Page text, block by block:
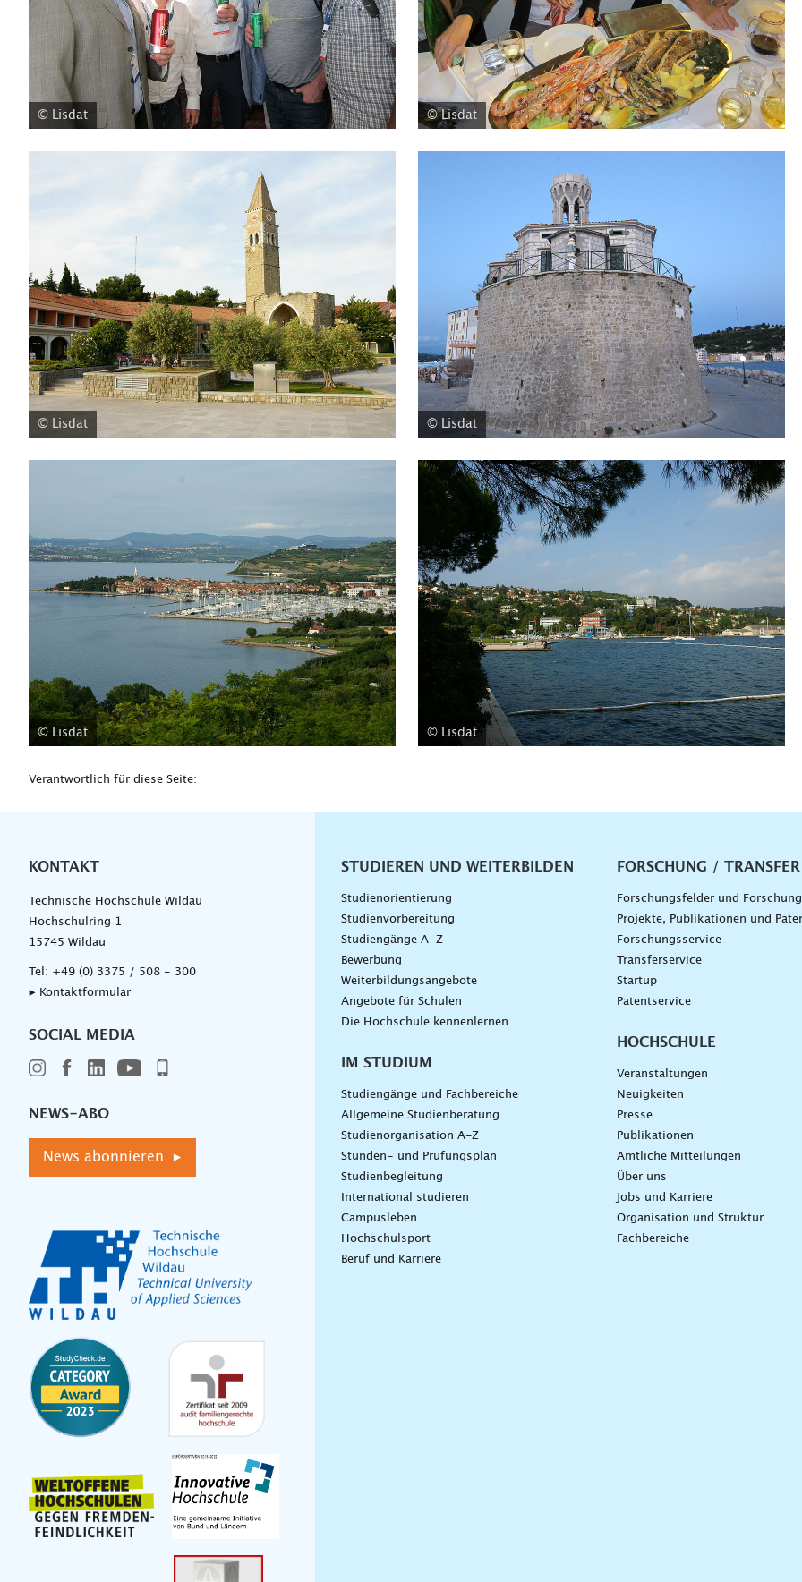
© Lisdat © Lisdat
© Lisdat © Lisdat
© Lisdat © Lisdat
Verantwortlich für diese Seite:
KONTAKT
Technische Hochschule Wildau
Hochschulring 1
15745 Wildau
Tel: +49 (0) 3375 / 508 - 300
▸ Kontaktformular
SOCIAL MEDIA
NEWS-ABO
News abonnieren ▸
Unternavigation
STUDIEREN UND WEITERBILDEN
Studienorientierung
Studienvorbereitung
Studiengänge A–Z
Bewerbung
Weiterbildungsangebote
Angebote für Schulen
Die Hochschule kennenlernen
IM STUDIUM
Studiengänge und Fachbereiche
Allgemeine Studienberatung
Studienorganisation A-Z
Stunden- und Prüfungsplan
Studienbegleitung
International studieren
Campusleben
Hochschulsport
Beruf und Karriere
FORSCHUNG / TRANSFER
Forschungsfelder und
Projekte, Publikationen und
Forschungsservice
Transferservice
Startup
Patentservice
HOCHSCHULE
Veranstaltungen
Neuigkeiten
Presse
Publikationen
Amtliche Mitteilungen
Über uns
Jobs und Karriere
Organisation und Struktur
Fachbereiche